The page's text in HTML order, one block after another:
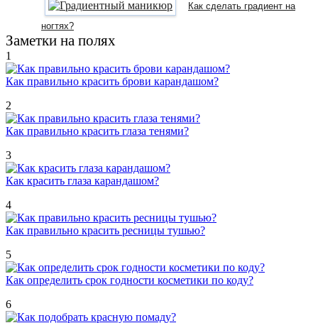
Как сделать градиент на
ногтях?
Заметки на полях
1
Как правильно красить брови карандашом?
2
Как правильно красить глаза тенями?
3
Как красить глаза карандашом?
4
Как правильно красить ресницы тушью?
5
Как определить срок годности косметики по коду?
6